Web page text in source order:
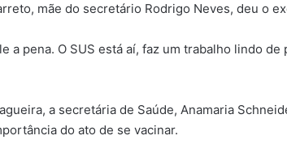
mãe do secretário Rodrigo Neves, deu o
a pena. O SUS está aí, faz um trabalho lindo de
a secretária de Saúde, Anamaria
do ato de se vacinar.